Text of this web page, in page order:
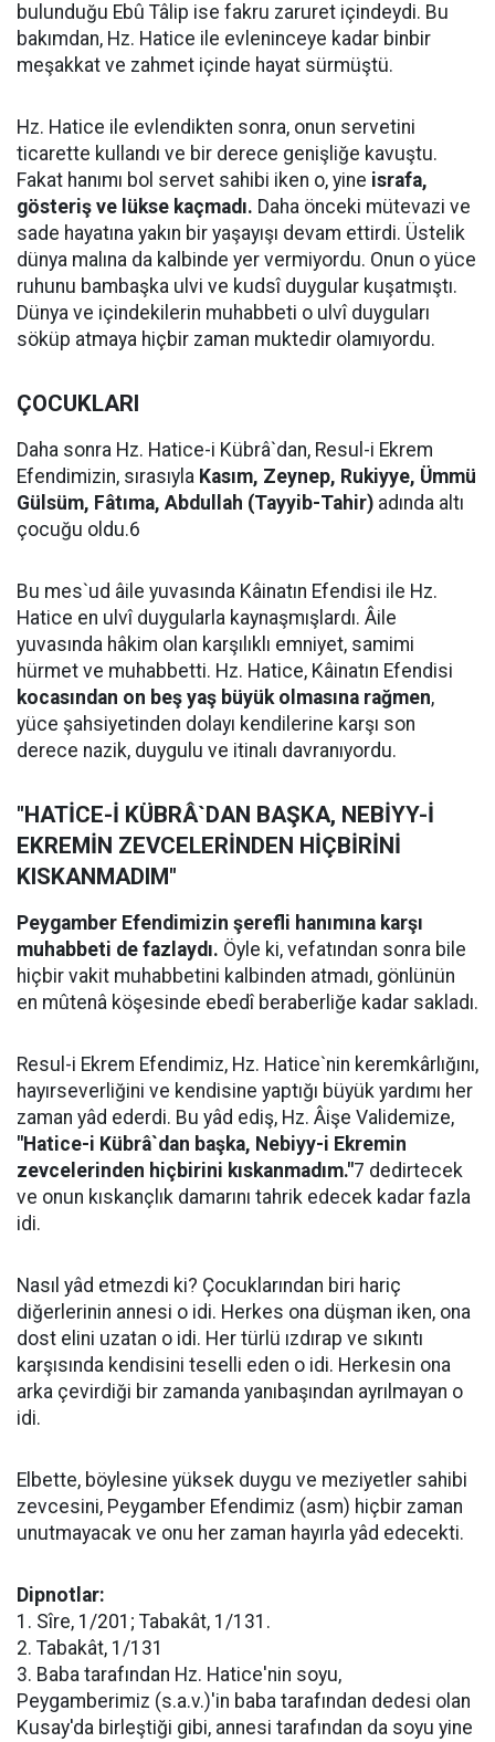
bulunduğu Ebû Tâlip ise fakru zaruret içindeydi. Bu
bakımdan, Hz. Hatice ile evleninceye kadar binbir
meşakkat ve zahmet içinde hayat sürmüştü.
Hz. Hatice ile evlendikten sonra, onun servetini
ticarette kullandı ve bir derece genişliğe kavuştu.
Fakat hanımı bol servet sahibi iken o, yine israfa,
gösteriş ve lükse kaçmadı. Daha önceki mütevazi ve
sade hayatına yakın bir yaşayışı devam ettirdi. Üstelik
dünya malına da kalbinde yer vermiyordu. Onun o yüce
ruhunu bambaşka ulvi ve kudsî duygular kuşatmıştı.
Dünya ve içindekilerin muhabbeti o ulvî duyguları
söküp atmaya hiçbir zaman muktedir olamıyordu.
ÇOCUKLARI
Daha sonra Hz. Hatice-i Kübrâ`dan, Resul-i Ekrem
Efendimizin, sırasıyla Kasım, Zeynep, Rukiyye, Ümmü
Gülsüm, Fâtıma, Abdullah (Tayyib-Tahir) adında altı
çocuğu oldu.6
Bu mes`ud âile yuvasında Kâinatın Efendisi ile Hz.
Hatice en ulvî duygularla kaynaşmışlardı. Âile
yuvasında hâkim olan karşılıklı emniyet, samimi
hürmet ve muhabbetti. Hz. Hatice, Kâinatın Efendisi
kocasından on beş yaş büyük olmasına rağmen,
yüce şahsiyetinden dolayı kendilerine karşı son
derece nazik, duygulu ve itinalı davranıyordu.
"HATİCE-İ KÜBRÂ`DAN BAŞKA, NEBİYY-İ
EKREMİN ZEVCELERİNDEN HİÇBİRİNİ
KISKANMADIM"
Peygamber Efendimizin şerefli hanımına karşı
muhabbeti de fazlaydı. Öyle ki, vefatından sonra bile
hiçbir vakit muhabbetini kalbinden atmadı, gönlünün
en mûtenâ köşesinde ebedî beraberliğe kadar sakladı.
Resul-i Ekrem Efendimiz, Hz. Hatice`nin keremkârlığını,
hayırseverliğini ve kendisine yaptığı büyük yardımı her
zaman yâd ederdi. Bu yâd ediş, Hz. Âişe Validemize,
"Hatice-i Kübrâ`dan başka, Nebiyy-i Ekremin
zevcelerinden hiçbirini kıskanmadım."7 dedirtecek
ve onun kıskançlık damarını tahrik edecek kadar fazla
idi.
Nasıl yâd etmezdi ki? Çocuklarından biri hariç
diğerlerinin annesi o idi. Herkes ona düşman iken, ona
dost elini uzatan o idi. Her türlü ızdırap ve sıkıntı
karşısında kendisini teselli eden o idi. Herkesin ona
arka çevirdiği bir zamanda yanıbaşından ayrılmayan o
idi.
Elbette, böylesine yüksek duygu ve meziyetler sahibi
zevcesini, Peygamber Efendimiz (asm) hiçbir zaman
unutmayacak ve onu her zaman hayırla yâd edecekti.
Dipnotlar:
1. Sîre, 1/201; Tabakât, 1/131.
2. Tabakât, 1/131
3. Baba tarafından Hz. Hatice'nin soyu,
Peygamberimiz (s.a.v.)'in baba tarafından dedesi olan
Kusay'da birleştiği gibi, annesi tarafından da soyu yine